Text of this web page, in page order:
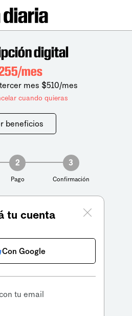
digital
mes
mes $510/mes
cuando quieras
beneficios
2
Pago
3
Confirmación
tu cuenta
Con Google
tu email